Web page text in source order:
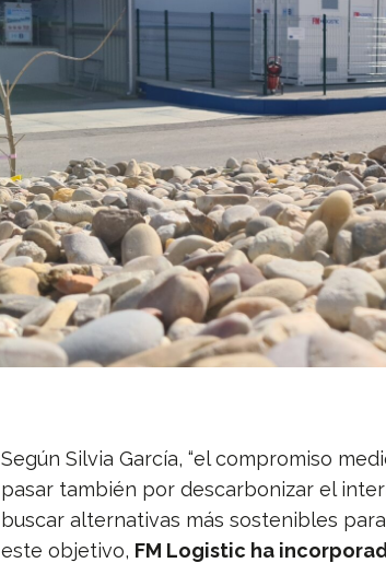
Según Silvia García, “el compromiso
pasar también por descarbonizar el
buscar alternativas más sostenibles
este objetivo, FM Logistic ha